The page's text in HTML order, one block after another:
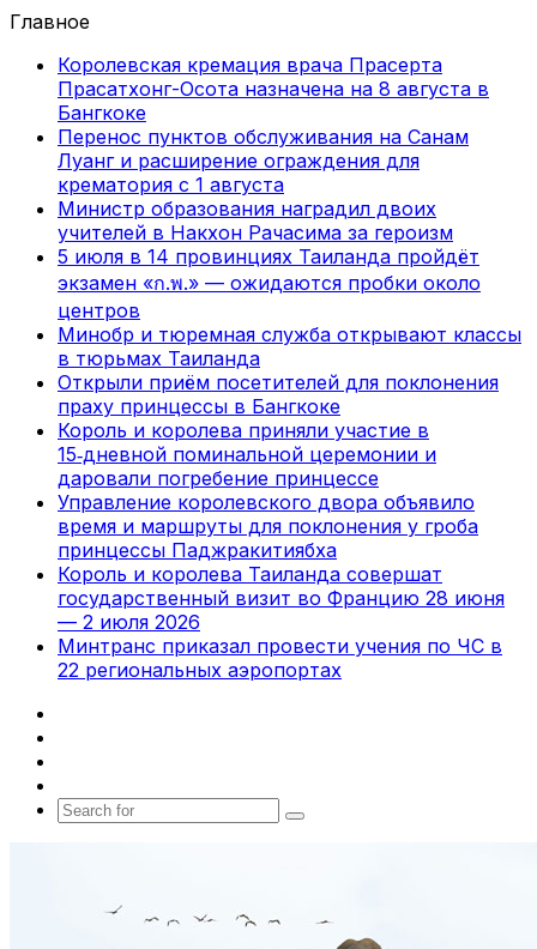
Главное
Королевская кремация врача Прасерта
Прасатхонг-Осота назначена на 8 августа в
Бангкоке
Перенос пунктов обслуживания на Санам
Луанг и расширение ограждения для
крематория с 1 августа
Министр образования наградил двоих
учителей в Накхон Рачасима за героизм
5 июля в 14 провинциях Таиланда пройдёт
экзамен «ก.พ.» — ожидаются пробки около
центров
Минобр и тюремная служба открывают классы
в тюрьмах Таиланда
Открыли приём посетителей для поклонения
праху принцессы в Бангкоке
Король и королева приняли участие в
15‑дневной поминальной церемонии и
даровали погребение принцессе
Управление королевского двора объявило
время и маршруты для поклонения у гроба
принцессы Паджракитиябха
Король и королева Таиланда совершат
государственный визит во Францию 28 июня
— 2 июля 2026
Минтранс приказал провести учения по ЧС в
22 региональных аэропортах
Search